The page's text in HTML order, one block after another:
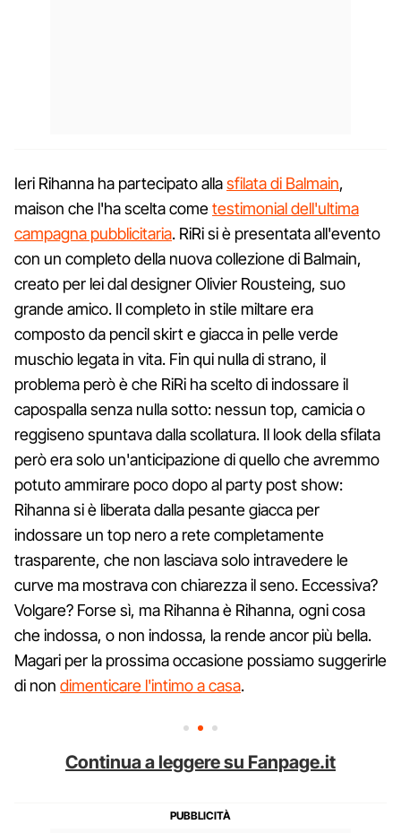
Ieri Rihanna ha partecipato allasfilata di Balmain,
maison che l'ha scelta cometestimonial dell'ultima
campagna pubblicitaria. RiRi si è presentata all'evento
con un completo della nuova collezione di Balmain,
creato per lei dal designer Olivier Rousteing, suo
grande amico. Il completo in stile miltare era
composto da pencil skirt e giacca in pelle verde
muschio legata in vita. Fin qui nulla di strano, il
problema però è che RiRi ha scelto di indossare il
capospalla senza nulla sotto: nessun top, camicia o
reggiseno spuntava dalla scollatura. Il look della sfilata
però era solo un'anticipazione di quello che avremmo
potuto ammirare poco dopo al party post show:
Rihanna si è liberata dalla pesante giacca per
indossare un top nero a rete completamente
trasparente, che non lasciava solo intravedere le
curve ma mostrava con chiarezza il seno. Eccessiva?
Volgare? Forse sì, ma Rihanna è Rihanna, ogni cosa
che indossa, o non indossa, la rende ancor più bella.
Magari per la prossima occasione possiamo suggerirle
di non dimenticare l'intimo a casa.
Continua a leggere su Fanpage.it